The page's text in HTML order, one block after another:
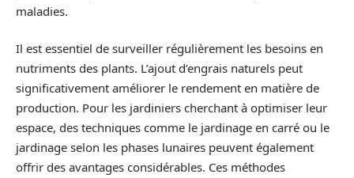
maladies.
Il est essentiel de surveiller régulièrement les besoins en
nutriments des plants. L’ajout d’engrais naturels peut
significativement améliorer le rendement en matière de
production. Pour les jardiniers cherchant à optimiser leur
espace, des techniques comme le jardinage en carré ou le
jardinage selon les phases lunaires peuvent également
offrir des avantages considérables. Ces méthodes